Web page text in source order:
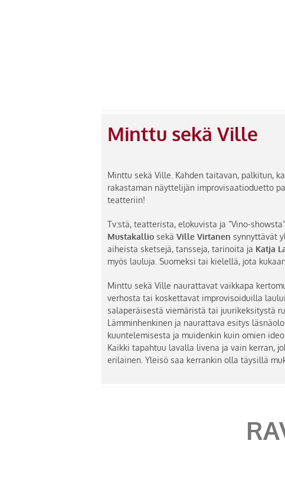
Minttu sekä Ville
Minttu sekä Ville. Kahden taitavan, palkitun,
rakastaman näyttelijän improvisaatioduetto
teatteriin!
Tv:stä, teatterista, elokuvista ja ”Vino-
Mustakallio sekä Ville Virtanen synnyttävät
aiheista sketsejä, tansseja, tarinoita ja Katja
myös lauluja. Suomeksi tai kielellä, jota
Minttu sekä Ville naurattavat vaikkapa
verhosta tai koskettavat improvisoiduilla
salaperäisestä viemäristä tai juurikeksitystä
Lämminhenkinen ja naurattava esitys
kuuntelemisesta ja muidenkin kuin omien
Kaikki tapahtuu lavalla livena ja vain kerran,
erilainen. Yleisö saa kerrankin olla täysillä